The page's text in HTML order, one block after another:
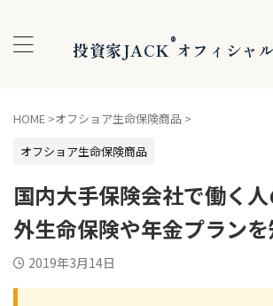
投資家JACK®オフィシャ
HOME >オフショア生命保険商品 >
オフショア生命保険商品
国内大手保険会社で働く
外生命保険や年金プラン
2019年3月14日